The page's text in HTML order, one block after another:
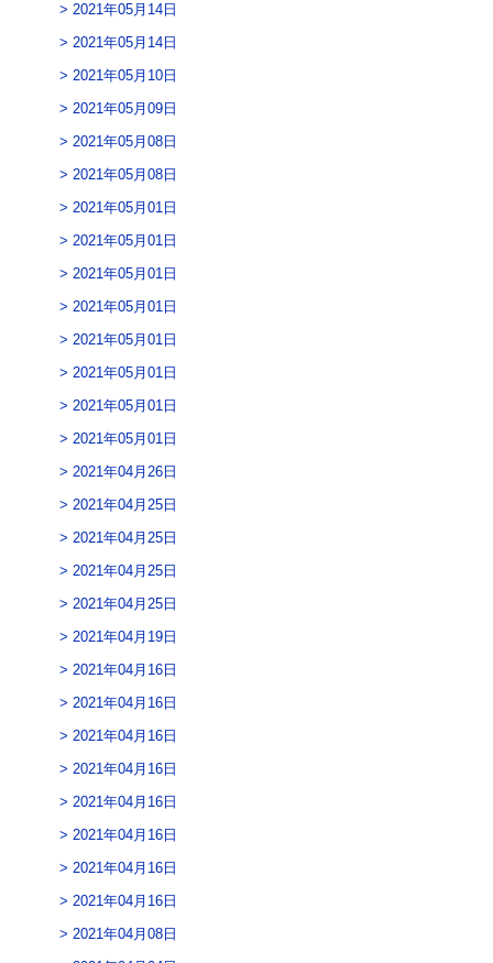
2021年05月14日
2021年05月14日
2021年05月10日
2021年05月09日
2021年05月08日
2021年05月08日
2021年05月01日
2021年05月01日
2021年05月01日
2021年05月01日
2021年05月01日
2021年05月01日
2021年05月01日
2021年05月01日
2021年04月26日
2021年04月25日
2021年04月25日
2021年04月25日
2021年04月25日
2021年04月19日
2021年04月16日
2021年04月16日
2021年04月16日
2021年04月16日
2021年04月16日
2021年04月16日
2021年04月16日
2021年04月16日
2021年04月08日